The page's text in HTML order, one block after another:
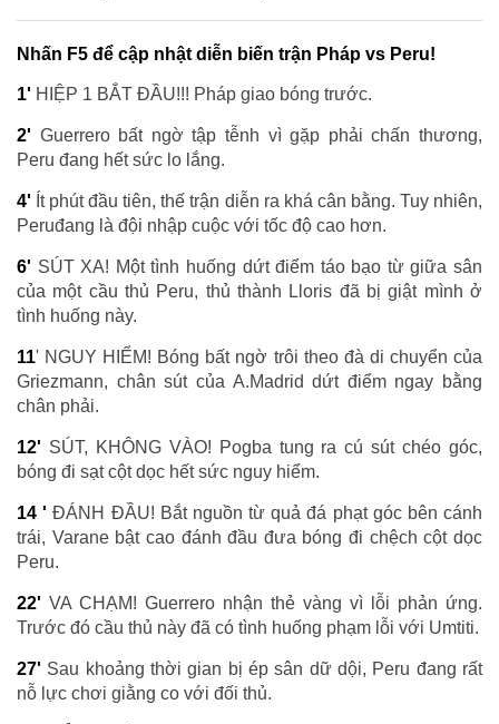
Nhấn F5 để cập nhật diễn biến trận Pháp vs Peru!
1' HIỆP 1 BẮT ĐẦU!!! Pháp giao bóng trước.
2' Guerrero bất ngờ tập tễnh vì gặp phải chấn thương,
Peru đang hết sức lo lắng.
4' Ít phút đầu tiên, thế trận diễn ra khá cân bằng. Tuy nhiên,
Peruđang là đội nhập cuộc với tốc độ cao hơn.
6' SÚT XA! Một tình huống dứt điểm táo bạo từ giữa sân
của một cầu thủ Peru, thủ thành Lloris đã bị giật mình ở
tình huống này.
11' NGUY HIỂM! Bóng bất ngờ trôi theo đà di chuyển của
Griezmann, chân sút của A.Madrid dứt điểm ngay bằng
chân phải.
12' SÚT, KHÔNG VÀO! Pogba tung ra cú sút chéo góc,
bóng đi sạt cột dọc hết sức nguy hiểm.
14 ' ĐÁNH ĐẦU! Bắt nguồn từ quả đá phạt góc bên cánh
trái, Varane bật cao đánh đầu đưa bóng đi chệch cột dọc
Peru.
22' VA CHẠM! Guerrero nhận thẻ vàng vì lỗi phản ứng.
Trước đó cầu thủ này đã có tình huống phạm lỗi với Umtiti.
27' Sau khoảng thời gian bị ép sân dữ dội, Peru đang rất
nỗ lực chơi giằng co với đối thủ.